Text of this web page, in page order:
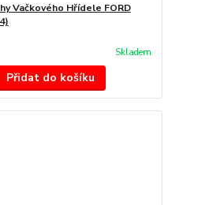
Vačkového Hřídele FORD
Skladem
Přidat do košíku